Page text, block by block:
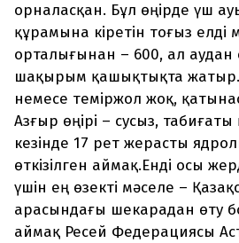
орналасқан. Бұл өңірде үш
құрамына кіретін тоғыз
орталығынан – 600, ал
шақырым қашықтықта
немесе теміржол жоқ,
Азғыр өңірі – сусыз,
кезінде 17 рет жерасты
өткізілген аймақ.Енді осы
үшін ең өзекті мәселе –
арасындағы шекарадан өту
аймақ Ресей Федерациясы